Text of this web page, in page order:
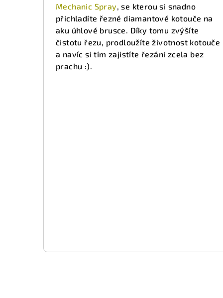
Mechanic Spray, se kterou si snadno
přichladíte řezné diamantové kotouče na
aku úhlové brusce. Díky tomu zvýšíte
čistotu řezu, prodloužíte životnost kotouče
a navíc si tím zajistíte řezání zcela bez
prachu :).